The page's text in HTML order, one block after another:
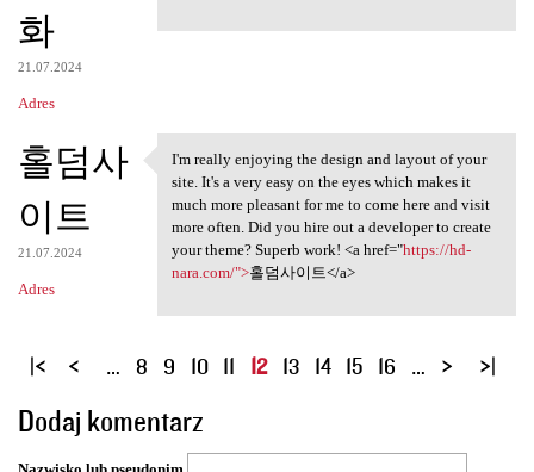
화
21.07.2024
Adres
홀덤사
이트
21.07.2024
Adres
I'm really enjoying the
I'm really enjoying the design and layout of your
site. It's a very easy on the eyes which makes it
much more pleasant for me to come here and visit
more often. Did you hire out a developer to create
your theme? Superb work! <a href="https://hd-
nara.com/">홀덤사이트</a>
S
r
o
… 8 9 10 11 12 13 14 15 16 …
Dodaj komentarz